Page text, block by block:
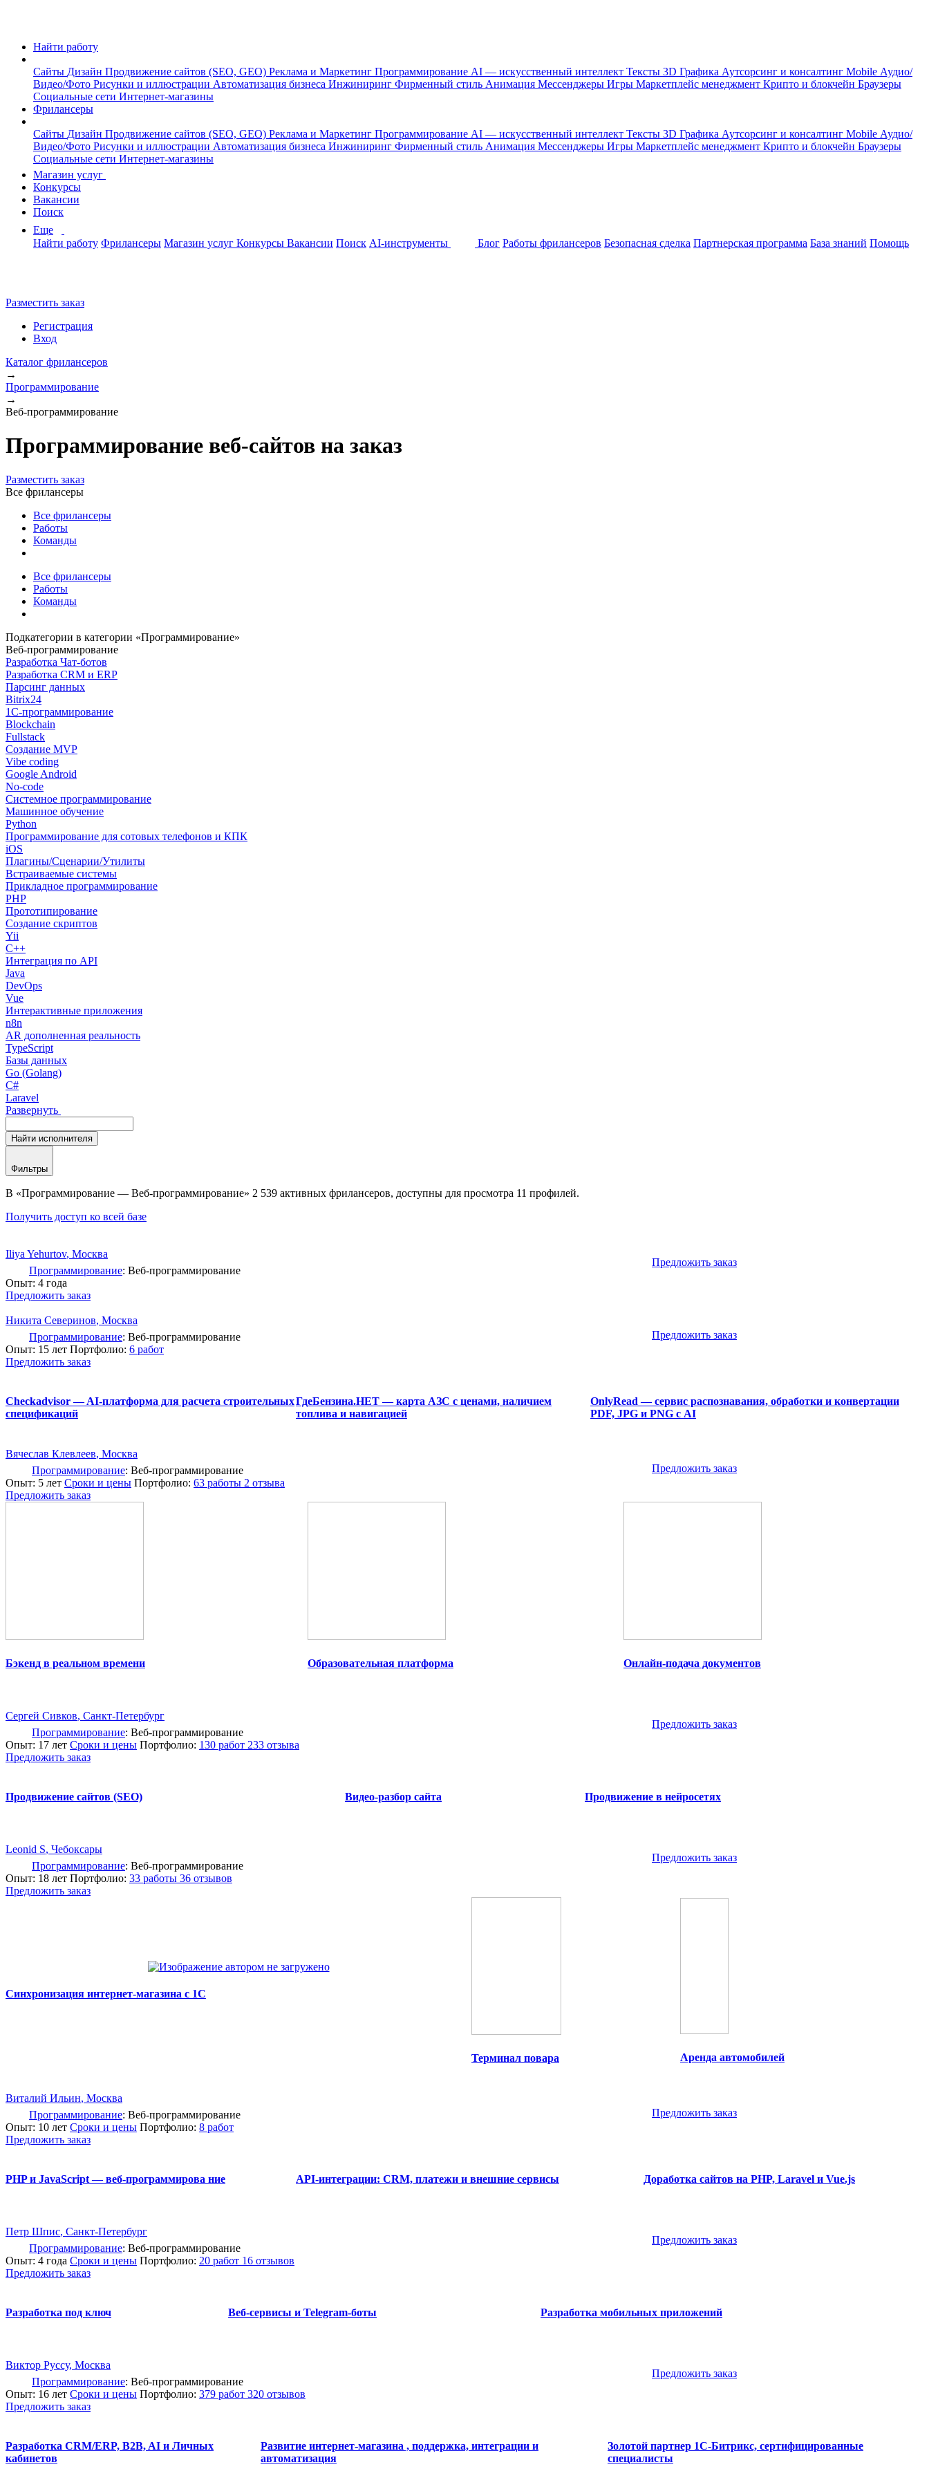
Найти работу
Сайты Дизайн Продвижение сайтов (SEO, GEO) Реклама и Маркетинг Программирование AI — искусственный интеллект Тексты 3D Графика Аутсорсинг и консалтинг Mobile Аудио/
Видео/Фото Рисунки и иллюстрации Автоматизация бизнеса Инжиниринг Фирменный стиль Анимация Мессенджеры Игры Маркетплейс менеджмент Крипто и блокчейн Браузеры
Социальные сети Интернет-магазины
Фрилансеры
Сайты Дизайн Продвижение сайтов (SEO, GEO) Реклама и Маркетинг Программирование AI — искусственный интеллект Тексты 3D Графика Аутсорсинг и консалтинг Mobile Аудио/
Видео/Фото Рисунки и иллюстрации Автоматизация бизнеса Инжиниринг Фирменный стиль Анимация Мессенджеры Игры Маркетплейс менеджмент Крипто и блокчейн Браузеры
Социальные сети Интернет-магазины
Магазин услуг
Конкурсы
Вакансии
Поиск
Еще
Найти работу Фрилансеры Магазин услуг Конкурсы Вакансии Поиск AI-инструменты Блог Работы фрилансеров Безопасная сделка Партнерская программа База знаний Помощь
Разместить заказ
Регистрация
Вход
Каталог фрилансеров
→
Программирование
→
Веб-программирование
Программирование веб-сайтов на заказ
Разместить заказ
Все фрилансеры
Все фрилансеры
Работы
Команды
Все фрилансеры
Работы
Команды
Подкатегории в категории «Программирование»
Веб-программирование
Разработка Чат-ботов
Разработка CRM и ERP
Парсинг данных
Bitrix24
1С-программирование
Blockchain
Fullstack
Создание MVP
Vibe coding
Google Android
No-code
Системное программирование
Машинное обучение
Python
Программирование для сотовых телефонов и КПК
iOS
Плагины/Сценарии/Утилиты
Встраиваемые системы
Прикладное программирование
PHP
Прототипирование
Создание скриптов
Yii
C++
Интеграция по API
Java
DevOps
Vue
Интерактивные приложения
n8n
AR дополненная реальность
TypeScript
Базы данных
Go (Golang)
C#
Laravel
Развернуть
Найти исполнителя
Фильтры
В «Программирование — Веб-программирование» 2 539 активных фрилансеров, доступны для просмотра 11 профилей.
Получить доступ ко всей базе
Iliya Yehurtov, Москва
Программирование: Веб-программирование
Опыт: 4 года
Предложить заказ
Предложить заказ
Никита Северинов, Москва
Программирование: Веб-программирование
Опыт: 15 лет Портфолио: 6 работ
Предложить заказ
Предложить заказ
Checkadvisor — AI-платформа для расчета строительных
спецификаций
ГдеБензина.НЕТ — карта АЗС с ценами, наличием
топлива и навигацией
OnlyRead — сервис распознавания, обработки и конвертации
PDF, JPG и PNG с AI
Вячеслав Клевлеев, Москва
Программирование: Веб-программирование
Опыт: 5 лет Сроки и цены Портфолио: 63 работы 2 отзыва
Предложить заказ
Предложить заказ
Бэкенд в реальном времени Образовательная платформа Онлайн-подача документов
Сергей Сивков, Санкт-Петербург
Программирование: Веб-программирование
Опыт: 17 лет Сроки и цены Портфолио: 130 работ 233 отзыва
Предложить заказ
Предложить заказ
Продвижение сайтов (SEO) Видео-разбор сайта Продвижение в нейросетях
Leonid S, Чебоксары
Программирование: Веб-программирование
Опыт: 18 лет Портфолио: 33 работы 36 отзывов
Предложить заказ
Предложить заказ
Синхронизация интернет-магазина с 1С
Терминал повара Аренда автомобилей
Виталий Ильин, Москва
Программирование: Веб-программирование
Опыт: 10 лет Сроки и цены Портфолио: 8 работ
Предложить заказ
Предложить заказ
PHP и JavaScript — веб-программирова ние API-интеграции: CRM, платежи и внешние сервисы Доработка сайтов на PHP, Laravel и Vue.js
Петр Шпис, Санкт-Петербург
Программирование: Веб-программирование
Опыт: 4 года Сроки и цены Портфолио: 20 работ 16 отзывов
Предложить заказ
Предложить заказ
Разработка под ключ Веб-сервисы и Telegram-боты Разработка мобильных приложений
Виктор Руссу, Москва
Программирование: Веб-программирование
Опыт: 16 лет Сроки и цены Портфолио: 379 работ 320 отзывов
Предложить заказ
Предложить заказ
Разработка CRM/ERP, B2B, AI и Личных
кабинетов
Развитие интернет-магазина , поддержка, интеграции и
автоматизация
Золотой партнер 1С-Битрикс, сертифицированные
специалисты